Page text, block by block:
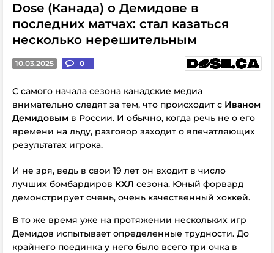
Dose (Канада) о Демидове в
последних матчах: стал казаться
несколько нерешительным
10.03.2025 0
С самого начала сезона канадские медиа
внимательно следят за тем, что происходит с Иваном
Демидовым в России. И обычно, когда речь не о его
времени на льду, разговор заходит о впечатляющих
результатах игрока.
И не зря, ведь в свои 19 лет он входит в число
лучших бомбардиров КХЛ сезона. Юный форвард
демонстрирует очень, очень качественный хоккей.
В то же время уже на протяжении нескольких игр
Демидов испытывает определенные трудности. До
крайнего поединка у него было всего три очка в